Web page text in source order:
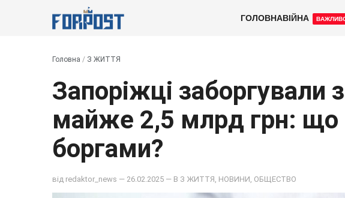
ГОЛОВНАВІЙНА
Головна / З ЖИТТЯ
Запоріжці заборгували
майже 2,5 млрд грн: що
боргами?
від redaktor_news — 26.02.2025 — В З ЖИТТЯ НОВИНИ ОБЩЕСТВО